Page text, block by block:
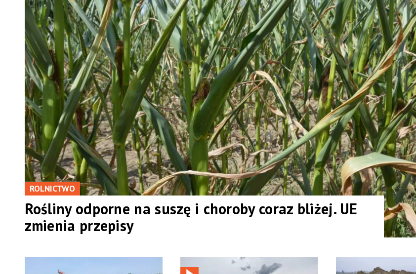
ROLNICTWO
Rośliny odporne na suszę i choroby coraz bliżej. UE
zmienia przepisy